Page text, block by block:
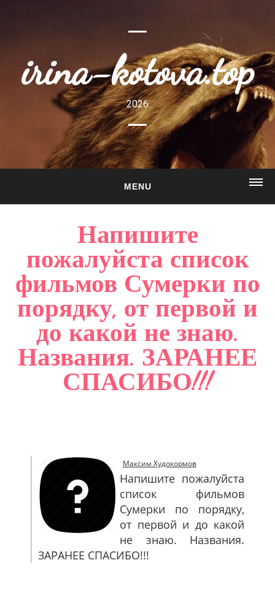
irina-kotova.top
2026
MENU
ГАЛЕРЕЯ
САЙТМАП
КОНТАКТЫ
Напишите
пожалуйста список
фильмов Сумерки по
порядку, от первой и
до какой не знаю.
Названия. ЗАРАНЕЕ
СПАСИБО!!!
Максим Худокормов
Напишите пожалуйста
список фильмов
Сумерки по порядку,
от первой и до какой
не знаю. Названия.
ЗАРАНЕЕ СПАСИБО!!!